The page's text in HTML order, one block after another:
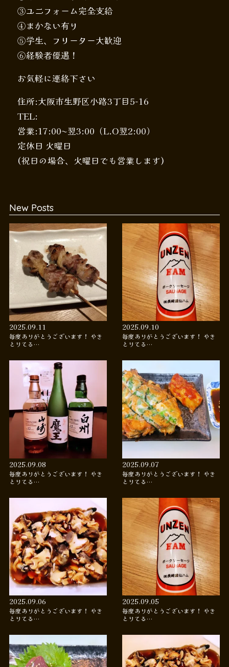
③ユニフォーム完全支給
④まかない有り
⑤学生、フリーター大歓迎
⑥経験者優遇！
お気軽に連絡下さい
住所:大阪市生野区小路3丁目5-16
TEL:
営業:17:00〜翌3:00（L.O翌2:00）
定休日 火曜日
(祝日の場合、火曜日でも営業します)
New Posts
2025.09.11
毎度ありがとうございます！ やき
とりてる…
2025.09.10
毎度ありがとうございます！ やき
とりてる…
2025.09.08
毎度ありがとうございます！ やき
とりてる…
2025.09.07
毎度ありがとうございます！ やき
とりてる…
2025.09.06
毎度ありがとうございます！ やき
とりてる…
2025.09.05
毎度ありがとうございます！ やき
とりてる…